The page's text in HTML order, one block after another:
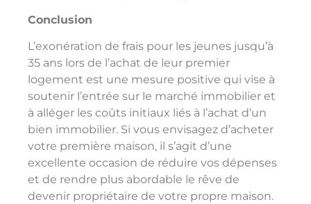
Conclusion
L’exonération de frais pour les jeunes jusqu’à
35 ans lors de l’achat de leur premier
logement est une mesure positive qui vise à
soutenir l’entrée sur le marché immobilier et
à alléger les coûts initiaux liés à l’achat d’un
bien immobilier. Si vous envisagez d’acheter
votre première maison, il s’agit d’une
excellente occasion de réduire vos dépenses
et de rendre plus abordable le rêve de
devenir propriétaire de votre propre maison.